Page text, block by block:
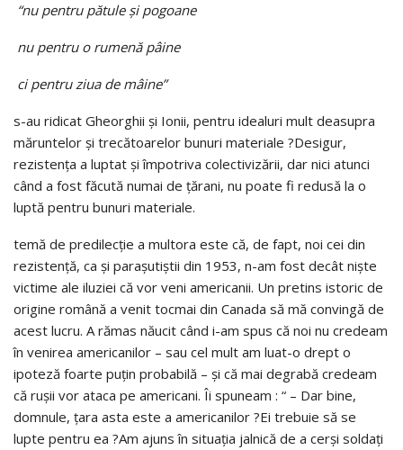
“nu pentru pătule şi pogoane
nu pentru o rumenă pâine
ci pentru ziua de mâine”
s-au ridicat Gheorghii şi Ionii, pentru idealuri mult deasupra
măruntelor şi trecătoarelor bunuri materiale ?Desigur,
rezistenţa a luptat şi împotriva colectivizării, dar nici atunci
când a fost făcută numai de ţărani, nu poate fi redusă la o
luptă pentru bunuri materiale.
temă de predilecţie a multora este că, de fapt, noi cei din
rezistenţă, ca şi paraşutiştii din 1953, n-am fost decât nişte
victime ale iluziei că vor veni americanii. Un pretins istoric de
origine română a venit tocmai din Canada să mă convingă de
acest lucru. A rămas năucit când i-am spus că noi nu credeam
în venirea americanilor – sau cel mult am luat-o drept o
ipoteză foarte puţin probabilă – şi că mai degrabă credeam
că ruşii vor ataca pe americani. Îi spuneam : “ – Dar bine,
domnule, ţara asta este a americanilor ?Ei trebuie să se
lupte pentru ea ?Am ajuns în situaţia jalnică de a cerşi soldaţi